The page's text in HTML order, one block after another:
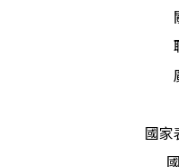
國家